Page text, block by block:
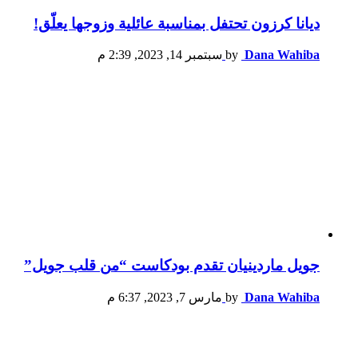
ديانا كرزون تحتفل بمناسبة عائلية وزوجها يعلّق!
by Dana Wahiba سبتمبر 14, 2023, 2:39 م
جويل ماردينيان تقدم بودكاست “من قلب جويل”
by Dana Wahiba مارس 7, 2023, 6:37 م